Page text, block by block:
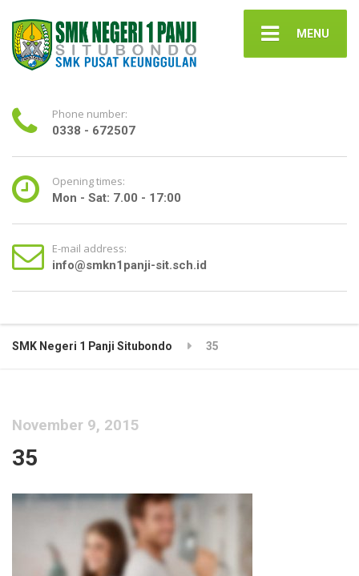
MENU
Phone number:
0338 - 672507
Opening times:
Mon - Sat: 7.00 - 17:00
E-mail address:
info@smkn1panji-sit.sch.id
SMK Negeri 1 Panji Situbondo 35
November 9, 2015
35